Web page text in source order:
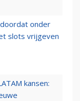
onder
slots vrijgeven
kansen: